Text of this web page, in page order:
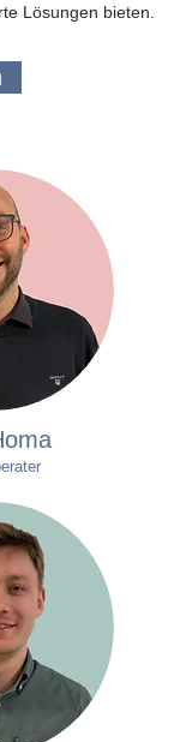
Lösungen bieten.